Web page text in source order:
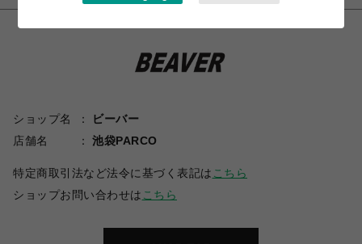
ショップ名
ビーバー
店舗名
池袋PARCO
特定商取引法など法令に基づく表記は こちら
ショップお問い合わせは こちら